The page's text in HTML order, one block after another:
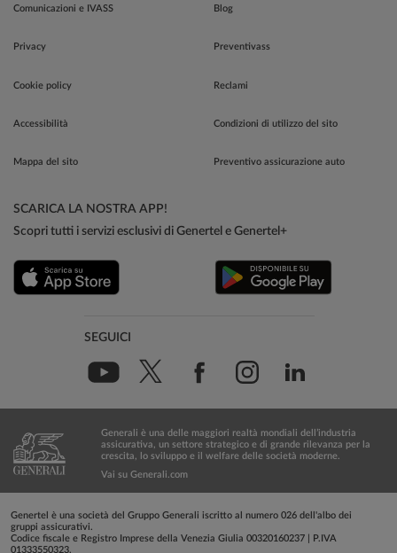
Comunicazioni e IVASS
Privacy
Cookie policy
Accessibilità
Mappa del sito
Blog
Preventivass
Reclami
Condizioni di utilizzo del sito
Preventivo assicurazione auto
SCARICA LA NOSTRA APP!
Scopri tutti i servizi esclusivi di Genertel e Genertel+
SEGUICI
Generali è una delle maggiori realtà mondiali dell’industria
assicurativa, un settore strategico e di grande rilevanza per la
crescita, lo sviluppo e il welfare delle società moderne.
Vai su Generali.com
Genertel è una società del Gruppo Generali iscritto al numero 026 dell'albo dei
gruppi assicurativi.
Codice fiscale e Registro Imprese della Venezia Giulia 00320160237 | P.IVA
01333550323.